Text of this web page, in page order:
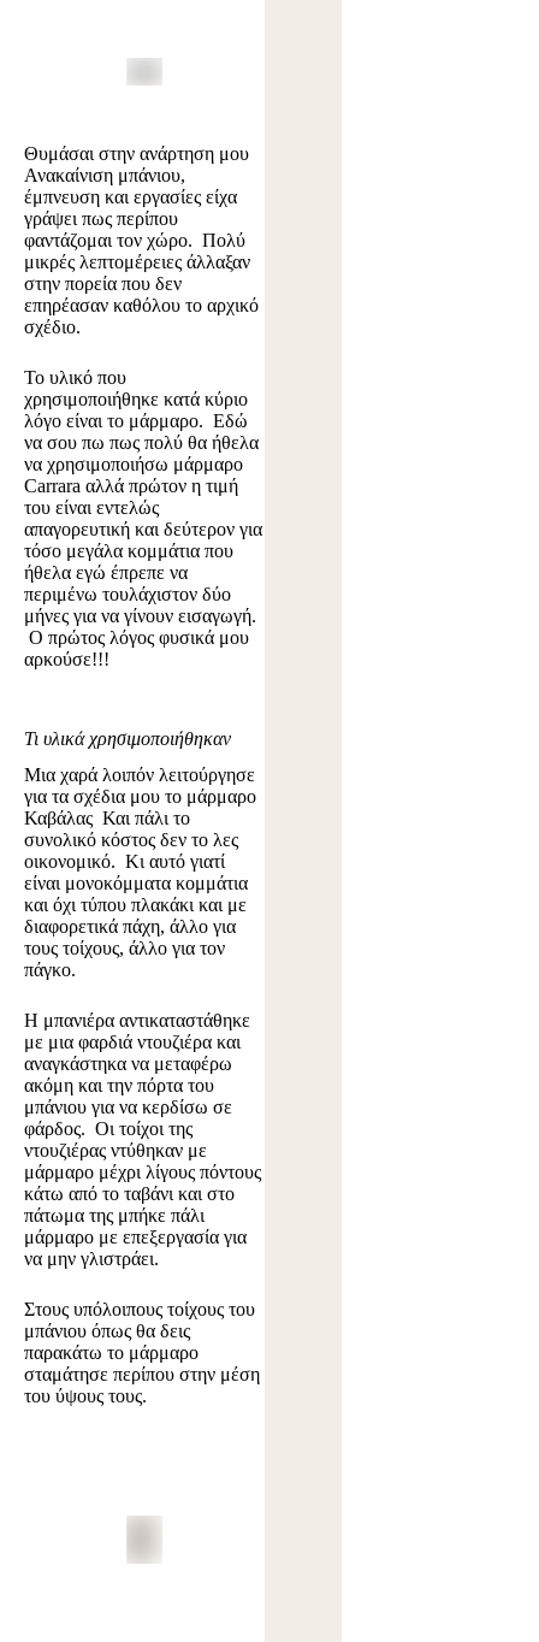
Θυμάσαι στην ανάρτηση μου
Ανακαίνιση μπάνιου,
έμπνευση και εργασίες είχα
γράψει πως περίπου
φαντάζομαι τον χώρο. Πολύ
μικρές λεπτομέρειες άλλαξαν
στην πορεία που δεν
επηρέασαν καθόλου το αρχικό
σχέδιο.
Το υλικό που
χρησιμοποιήθηκε κατά κύριο
λόγο είναι το μάρμαρο. Εδώ
να σου πω πως πολύ θα ήθελα
να χρησιμοποιήσω μάρμαρο
Carrara αλλά πρώτον η τιμή
του είναι εντελώς
απαγορευτική και δεύτερον για
τόσο μεγάλα κομμάτια που
ήθελα εγώ έπρεπε να
περιμένω τουλάχιστον δύο
μήνες για να γίνουν εισαγωγή.
Ο πρώτος λόγος φυσικά μου
αρκούσε!!!
Τι υλικά χρησιμοποιήθηκαν
Μια χαρά λοιπόν λειτούργησε
για τα σχέδια μου το μάρμαρο
Καβάλας Και πάλι το
συνολικό κόστος δεν το λες
οικονομικό. Κι αυτό γιατί
είναι μονοκόμματα κομμάτια
και όχι τύπου πλακάκι και με
διαφορετικά πάχη, άλλο για
τους τοίχους, άλλο για τον
πάγκο.
Η μπανιέρα αντικαταστάθηκε
με μια φαρδιά ντουζιέρα και
αναγκάστηκα να μεταφέρω
ακόμη και την πόρτα του
μπάνιου για να κερδίσω σε
φάρδος. Οι τοίχοι της
ντουζιέρας ντύθηκαν με
μάρμαρο μέχρι λίγους πόντους
κάτω από το ταβάνι και στο
πάτωμα της μπήκε πάλι
μάρμαρο με επεξεργασία για
να μην γλιστράει.
Στους υπόλοιπους τοίχους του
μπάνιου όπως θα δεις
παρακάτω το μάρμαρο
σταμάτησε περίπου στην μέση
του ύψους τους.